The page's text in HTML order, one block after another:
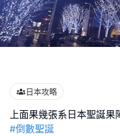
日本攻略
#倒數聖誕